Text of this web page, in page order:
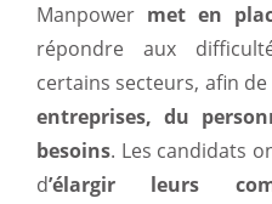
Manpower met en
répondre aux
certains secteurs, afin de
entreprises, du
besoins. Les candidats
d’élargir leurs